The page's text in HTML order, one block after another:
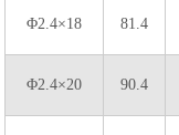
Φ2.4×18 81.4
Φ2.4×20 90.4